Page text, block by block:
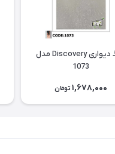
کاغذ دیواری Discovery مدل
1073
1,678,000 تومان